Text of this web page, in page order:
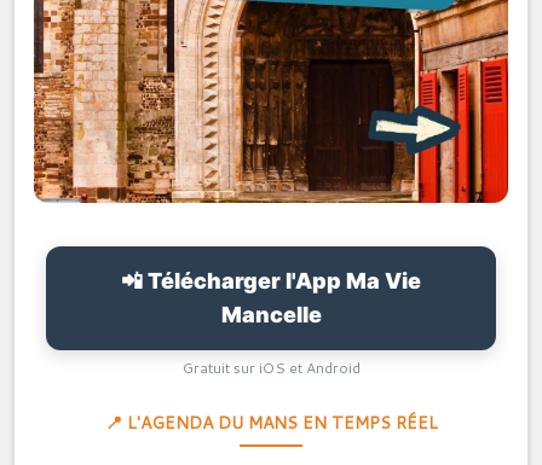
📲 Télécharger l'App Ma Vie
Mancelle
Gratuit sur iOS et Android
📍 L'AGENDA DU MANS EN TEMPS RÉEL